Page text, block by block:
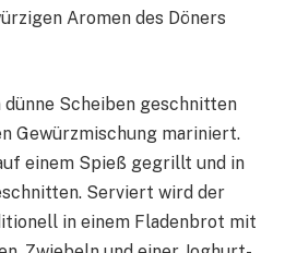
Aromen des Döners
Scheiben geschnitten
Gewürzmischung mariniert.
einem Spieß gegrillt und in
Serviert wird der
in einem Fladenbrot mit